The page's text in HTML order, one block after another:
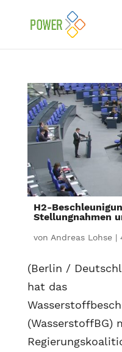
H2-
Stellungnahmen
von Andreas Lohse|
(Berlin /
hat das
(WasserstoffBG)